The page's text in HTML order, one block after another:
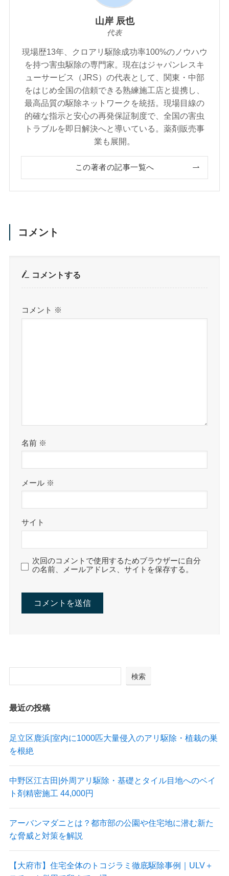
山岸 辰也
代表
現場歴13年、クロアリ駆除成功率100%のノウハウ
を持つ害虫駆除の専門家。現在はジャパンレスキ
ューサービス（JRS）の代表として、関東・中部
をはじめ全国の信頼できる熟練施工店と提携し、
最高品質の駆除ネットワークを統括。現場目線の
的確な指示と安心の再発保証制度で、全国の害虫
トラブルを即日解決へと導いている。薬剤販売事
業も展開。
この著者の記事一覧へ
コメント
コメントする
コメント ※
名前 ※
メール ※
サイト
次回のコメントで使用するためブラウザーに自分
の名前、メールアドレス、サイトを保存する。
検索
最近の投稿
足立区鹿浜|室内に1000匹大量侵入のアリ駆除・植栽の巣
を根絶
中野区江古田|外周アリ駆除・基礎とタイル目地へのベイ
ト剤精密施工 44,000円
アーバンマダニとは？都市部の公園や住宅地に潜む新た
な脅威と対策を解説
【大府市】住宅全体のトコジラミ徹底駆除事例｜ULV＋